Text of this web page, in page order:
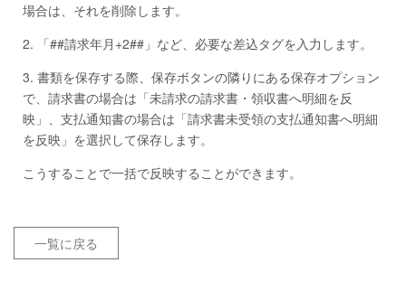
場合は、それを削除します。
2. 「##請求年月+2## 」など、必要な差込タグを入力します。
3. 書類を保存する際、保存ボタンの隣りにある保存オプション
で、請求書の場合は「未請求の請求書・領収書へ明細を反
映」、支払通知書の場合は「請求書未受領の支払通知書へ明細
を反映」を選択して保存します。
こうすることで一括で反映することができます。
一覧に戻る